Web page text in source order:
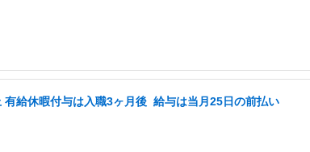
給休暇付与は入職3ヶ月後 ️ 給与は当月25日の前払い